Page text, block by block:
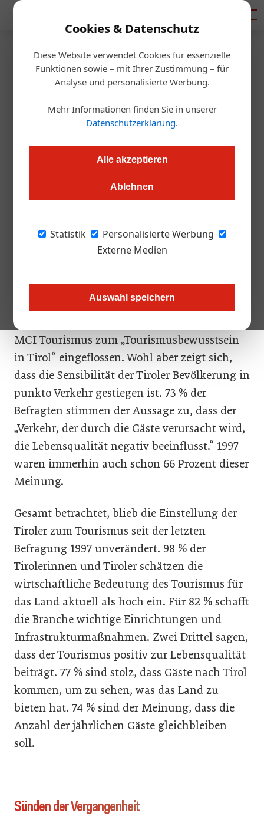
Cookies & Datenschutz
Diese Website verwendet Cookies für essenzielle
Funktionen sowie – mit Ihrer Zustimmung – für
Analyse und personalisierte Werbung.
Mehr Informationen finden Sie in unserer
Datenschutzerklärung.
Alle akzeptieren
Ablehnen
Statistik
Personalisierte Werbung
Externe Medien
Auswahl speichern
Startseite/Gastro & Hotel
Tourismusstudie Tirol:
wichtiger Arbeitgeber mit
schlechtem Image
Bedeutung des Tourismus für das Land Tirol als hoch ein.
Trotzdem gibt es einige widersprüchliche und kritische
Die aktuelle Diskussion um das Megaprojekt
Pitztal-Ötztal ist nicht in die neue Studie des
MCI Tourismus zum „Tourismusbewusstsein
in Tirol“ eingeflossen. Wohl aber zeigt sich,
dass die Sensibilität der Tiroler Bevölkerung in
punkto Verkehr gestiegen ist. 73 % der
Befragten stimmen der Aussage zu, dass der
„Verkehr, der durch die Gäste verursacht wird,
die Lebensqualität negativ beeinflusst.“ 1997
waren immerhin auch schon 66 Prozent dieser
Meinung.
Gesamt betrachtet, blieb die Einstellung der
Tiroler zum Tourismus seit der letzten
Befragung 1997 unverändert. 98 % der
Tirolerinnen und Tiroler schätzen die
wirtschaftliche Bedeutung des Tourismus für
das Land aktuell als hoch ein. Für 82 % schafft
die Branche wichtige Einrichtungen und
Infrastrukturmaßnahmen. Zwei Drittel sagen,
dass der Tourismus positiv zur Lebensqualität
beiträgt. 77 % sind stolz, dass Gäste nach Tirol
kommen, um zu sehen, was das Land zu
bieten hat. 74 % sind der Meinung, dass die
Anzahl der jährlichen Gäste gleichbleiben
soll.
Sünden der Vergangenheit